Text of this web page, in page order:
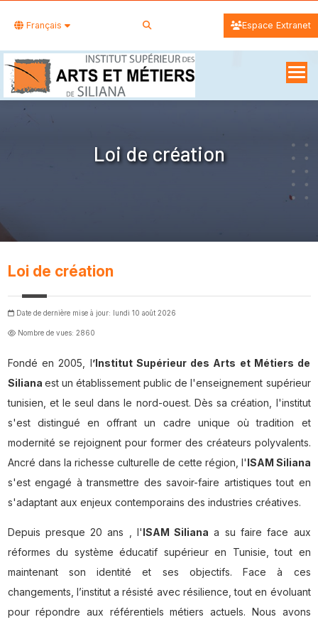
Français Espace Extranet
Loi de création
Loi de création
Date de dernière mise à jour: lundi 10 août 2026
Nombre de vues: 2860
Fondé en 2005, l’Institut Supérieur des Arts et Métiers de
Siliana est un établissement public de l'enseignement supérieur
tunisien, et le seul dans le nord-ouest. Dès sa création, l'institut
s'est distingué en offrant un cadre unique où tradition et
modernité se rejoignent pour former des créateurs polyvalents.
Ancré dans la richesse culturelle de cette région, l'ISAM Siliana
s'est engagé à transmettre des savoir-faire artistiques tout en
s'adaptant aux enjeux contemporains des industries créatives.
Depuis presque 20 ans , l'ISAM Siliana a su faire face aux
réformes du système éducatif supérieur en Tunisie, tout en
maintenant son identité et ses objectifs. Face à ces
changements, l’institut a résisté avec résilience, tout en évoluant
pour répondre aux référentiels métiers actuels. Nous avons